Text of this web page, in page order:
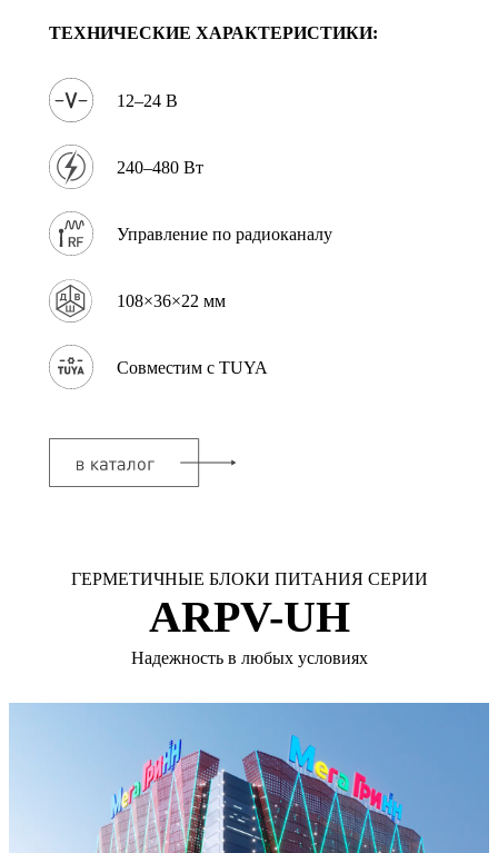
ТЕХНИЧЕСКИЕ ХАРАКТЕРИСТИКИ:
12–24 В
240–480 Вт
Управление по радиоканалу
108×36×22 мм
Совместим с TUYA
ГЕРМЕТИЧНЫЕ БЛОКИ ПИТАНИЯ СЕРИИ
ARPV-UH
Надежность в любых условиях